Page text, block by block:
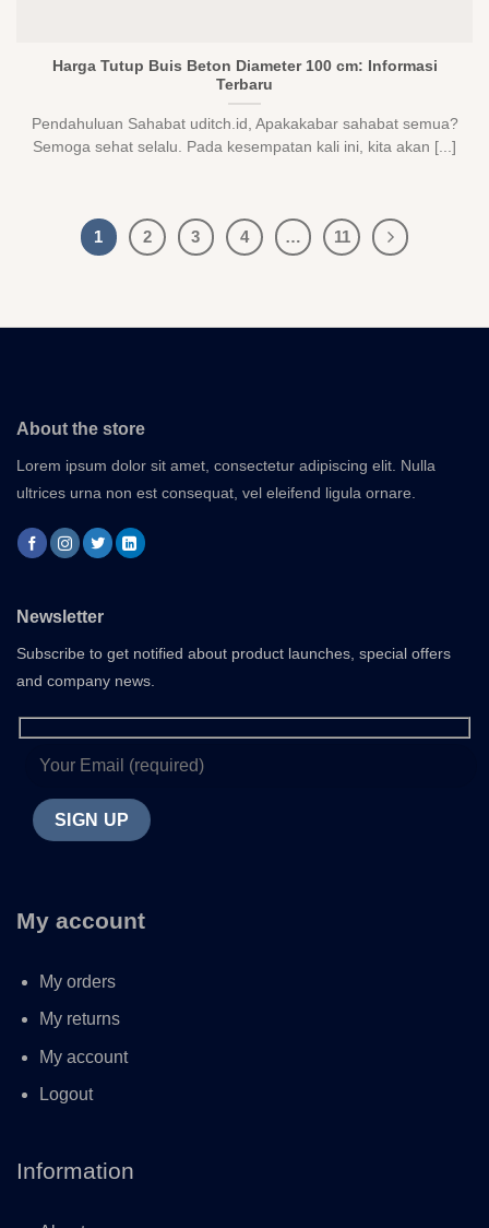
Harga Tutup Buis Beton Diameter 100 cm: Informasi
Terbaru
Pendahuluan Sahabat uditch.id, Apakakabar sahabat semua?
Semoga sehat selalu. Pada kesempatan kali ini, kita akan [...]
1 2 3 4 … 11
About the store
Lorem ipsum dolor sit amet, consectetur adipiscing elit. Nulla
ultrices urna non est consequat, vel eleifend ligula ornare.
My account
My orders
My returns
My account
Logout
Information
Newsletter
Subscribe to get notified about product launches, special offers
and company news.